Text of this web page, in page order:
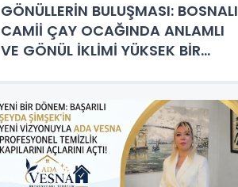
GÖNÜLLERİN BULUŞMASI: BOSNALI
CAMİİ ÇAY OCAĞINDA ANLAMLI
VE GÖNÜL İKLİMİ YÜKSEK BİR